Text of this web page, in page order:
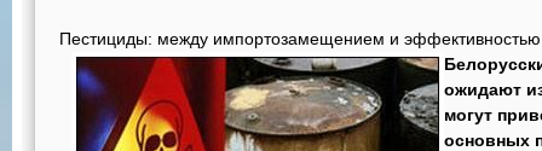
Пестициды: между импортозамещением и эффективностью
ожидают
могут
основных